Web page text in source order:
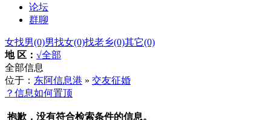
论坛
群聊
女找男(0)男找女(0)找老乡(0)其它(0)
地 区： √全部
全部信息
位于： 东阿信息港 » 交友征婚
？信息如何置顶
抱歉，没有符合检索条件的信息。